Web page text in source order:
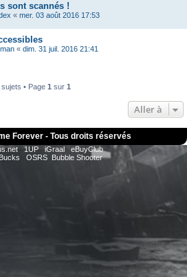
sont scannés !
« mer. 03 août 2016 17:53
« dim. 31 juil. 2016 21:41
sujets • Page 1 sur 1
Aller à
Forever - Tous droits réservés
1UP iGraal
eBuyClub
OSRS Bubble Shooter